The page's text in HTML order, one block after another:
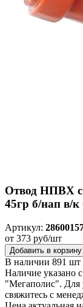
Отвод НПВХ с
45гр б/нап в/
Артикул:
от 373 руб/шт
Добавить в корзину
В наличии 891 шт
Наличие указано
"Мегаполис". Для
свяжитесь с